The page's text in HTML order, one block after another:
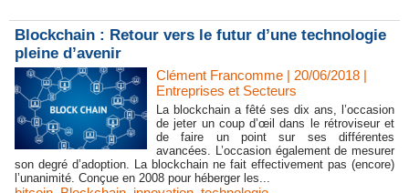
Blockchain : Retour vers le futur d’une technologie
pleine d’avenir
Clément Francomme | 20/06/2018 |
Entreprises et Secteurs
La blockchain a fêté ses dix ans, l’occasion
de jeter un coup d’œil dans le rétroviseur et
de faire un point sur ses différentes
avancées. L’occasion également de mesurer
son degré d’adoption. La blockchain ne fait effectivement pas (encore)
l’unanimité. Conçue en 2008 pour héberger les...